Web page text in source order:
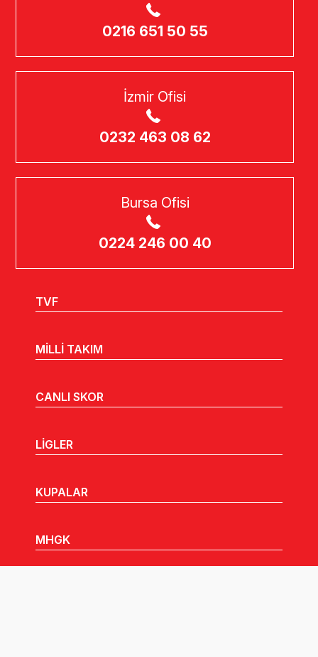
0216 651 50 55
İzmir Ofisi
0232 463 08 62
Bursa Ofisi
0224 246 00 40
TVF
MİLLİ TAKIM
CANLI SKOR
LİGLER
KUPALAR
MHGK